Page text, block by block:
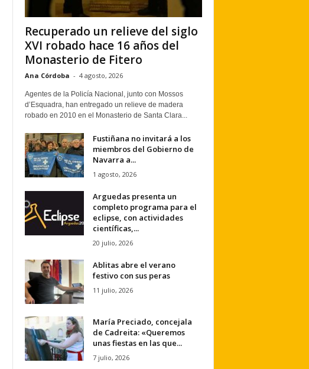
Recuperado un relieve del siglo
XVI robado hace 16 años del
Monasterio de Fitero
Ana Córdoba - 4 agosto, 2026
Agentes de la Policía Nacional, junto con Mossos
d’Esquadra, han entregado un relieve de madera
robado en 2010 en el Monasterio de Santa Clara...
Fustiñana no invitará a los
miembros del Gobierno de
Navarra a...
1 agosto, 2026
Arguedas presenta un
completo programa para el
eclipse, con actividades
científicas,...
20 julio, 2026
Ablitas abre el verano
festivo con sus peras
11 julio, 2026
María Preciado, concejala
de Cadreita: «Queremos
unas fiestas en las que...
7 julio, 2026